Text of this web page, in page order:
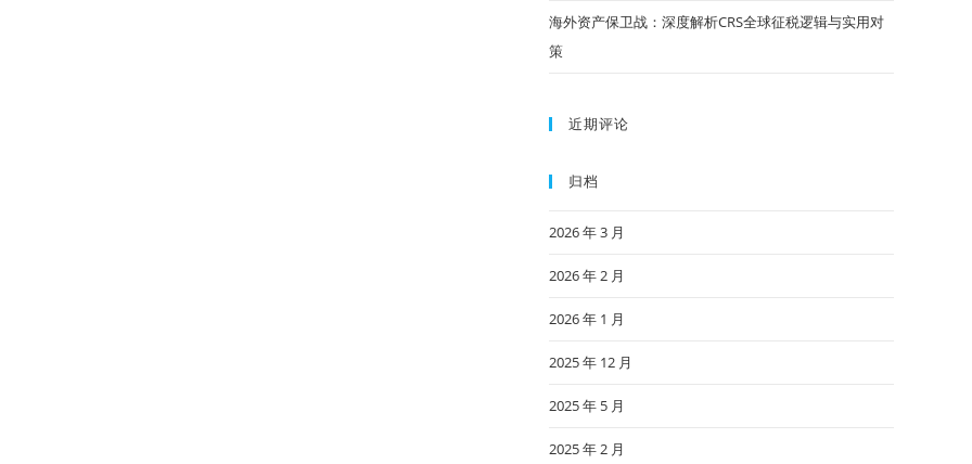
海外资产保卫战：深度解析CRS全球征税逻辑与实用对
策
近期评论
归档
2026 年 3 月
2026 年 2 月
2026 年 1 月
2025 年 12 月
2025 年 5 月
2025 年 2 月